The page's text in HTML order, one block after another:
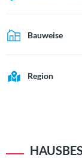
Bauweise
Region